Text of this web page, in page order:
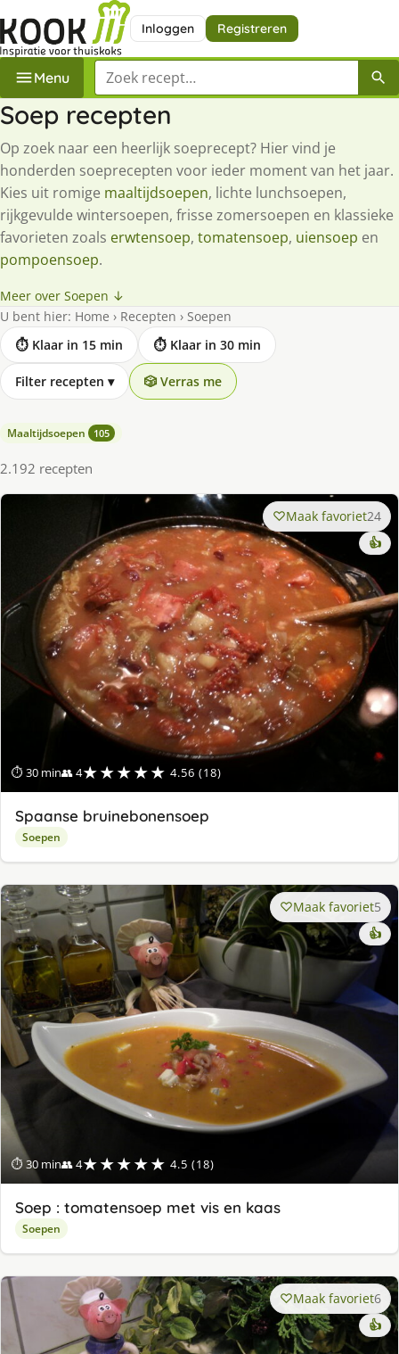
Inloggen Registreren
Menu Zoek een recept
Soep recepten
Op zoek naar een heerlijk soeprecept? Hier vind je
honderden soeprecepten voor ieder moment van het jaar.
Kies uit romige maaltijdsoepen, lichte lunchsoepen,
rijkgevulde wintersoepen, frisse zomersoepen en klassieke
favorieten zoals erwtensoep, tomatensoep, uiensoep en
pompoensoep.
Meer over Soepen ↓
U bent hier: Home › Recepten › Soepen
⏱ Klaar in 15 min
⏱ Klaar in 30 min
Filter recepten ▾ 🎲 Verras me
Maaltijdsoepen 105
2.192 recepten
⏱ 30 min👥 4★★★★★ 4.56 (18)
Maak favoriet24
👍
Spaanse bruinebonensoep
Soepen
⏱ 30 min👥 4★★★★★ 4.5 (18)
Maak favoriet5
👍
Soep : tomatensoep met vis en kaas
Soepen
Maak favoriet6
👍